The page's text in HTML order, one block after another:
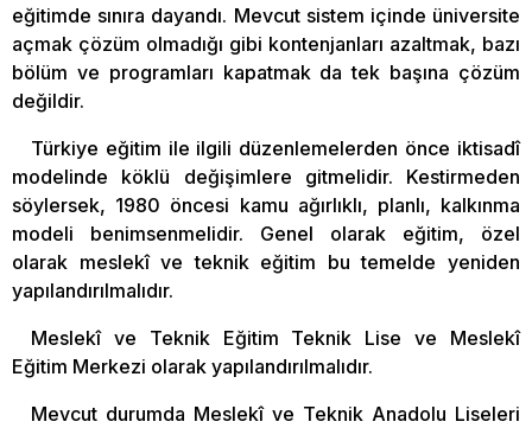
eğitimde sınıra dayandı. Mevcut sistem içinde üniversite
açmak çözüm olmadığı gibi kontenjanları azaltmak, bazı
bölüm ve programları kapatmak da tek başına çözüm
değildir.
Türkiye eğitim ile ilgili düzenlemelerden önce iktisadî
modelinde köklü değişimlere gitmelidir. Kestirmeden
söylersek, 1980 öncesi kamu ağırlıklı, planlı, kalkınma
modeli benimsenmelidir. Genel olarak eğitim, özel
olarak meslekî ve teknik eğitim bu temelde yeniden
yapılandırılmalıdır.
Meslekî ve Teknik Eğitim Teknik Lise ve Meslekî
Eğitim Merkezi olarak yapılandırılmalıdır.
Mevcut durumda Meslekî ve Teknik Anadolu Liseleri